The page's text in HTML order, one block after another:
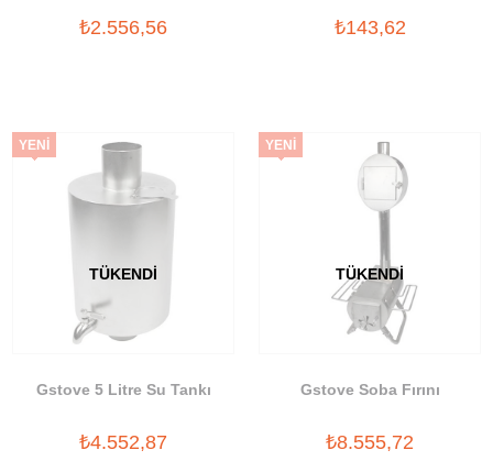
₺2.556,56 ₺143,62
TÜKENDI
Gstove 5 Litre Su Tankı
₺4.552,87
YENI
TÜKENDI
Gstove Soba Fırını
₺8.555,72
YENI